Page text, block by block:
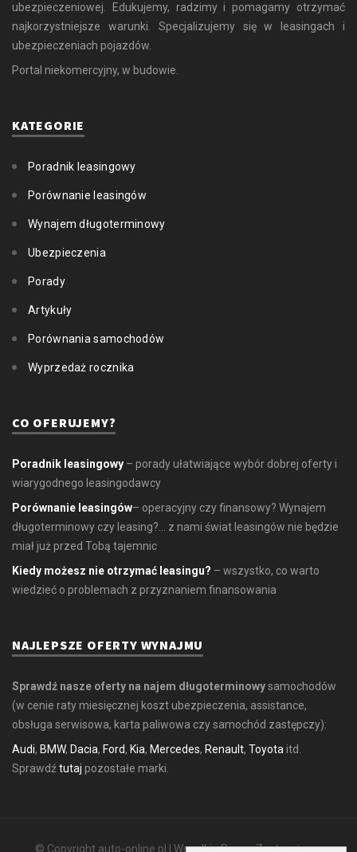
ubezpieczeniowej. Edukujemy, radzimy i pomagamy otrzymać
najkorzystniejsze warunki. Specjalizujemy się w leasingach i
ubezpieczeniach pojazdów.
Portal niekomercyjny, w budowie.
KATEGORIE
Poradnik leasingowy
Porównanie leasingów
Wynajem długoterminowy
Ubezpieczenia
Porady
Artykuły
Porównania samochodów
Wyprzedaż rocznika
CO OFERUJEMY?
Poradnik leasingowy – porady ułatwiające wybór dobrej oferty i
wiarygodnego leasingodawcy
Porównanie leasingów– operacyjny czy finansowy? Wynajem
długoterminowy czy leasing?... z nami świat leasingów nie będzie
miał już przed Tobą tajemnic
Kiedy możesz nie otrzymać leasingu? – wszystko, co warto
wiedzieć o problemach z przyznaniem finansowania
NAJLEPSZE OFERTY WYNAJMU
Sprawdź nasze oferty na najem długoterminowysamochodów
(w cenie raty miesięcznej koszt ubezpieczenia, assistance,
obsługa serwisowa, karta paliwowa czy samochód zastępczy):
Audi, BMW, Dacia, Ford, Kia, Mercedes, Renault, Toyota itd.
Sprawdź tutaj pozostałe marki.
© Copyright auto-online.pl | Wszelkie Prawa Zastrzeżone.